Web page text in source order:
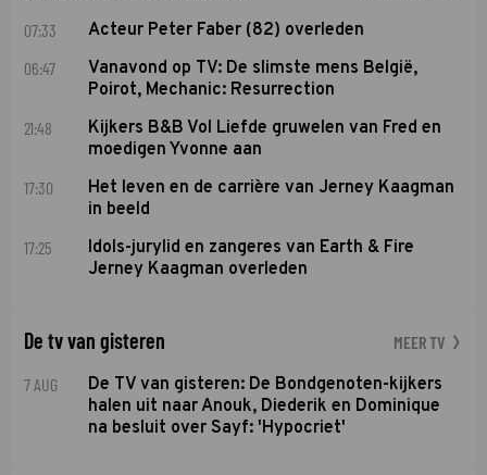
07:33 Acteur Peter Faber (82) overleden
06:47
Vanavond op TV: De slimste mens België,
Poirot, Mechanic: Resurrection
21:48
Kijkers B&B Vol Liefde gruwelen van Fred en
moedigen Yvonne aan
17:30
Het leven en de carrière van Jerney Kaagman
in beeld
17:25
Idols-jurylid en zangeres van Earth & Fire
Jerney Kaagman overleden
De tv van gisteren MEER TV
7 AUG
De TV van gisteren: De Bondgenoten-kijkers
halen uit naar Anouk, Diederik en Dominique
na besluit over Sayf: 'Hypocriet'